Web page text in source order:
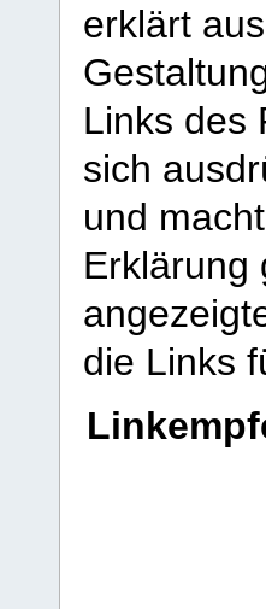
erklärt
Links des
sich
und
Erklärung
die Links